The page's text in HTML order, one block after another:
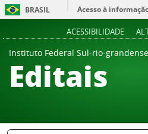
BRASIL
Acesso à
ACESSIBILIDADE
Instituto Federal Sul-rio-grandense
Editais